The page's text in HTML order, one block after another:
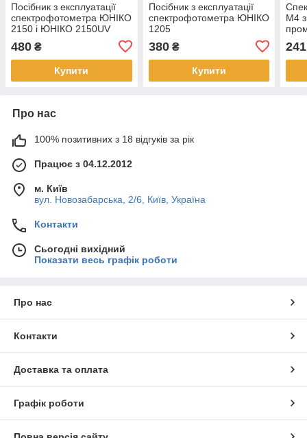
Посібник з експлуатації
спектрофотометра ЮНІКО
2150 і ЮНІКО 2150UV
480 ₴
Купити
Посібник з експлуатації
спектрофотометра ЮНІКО
1205
380₴
Купити
M4
Про нас
100% позитивних з 18 відгуків за рік
Працює з 04.12.2012
м. Київ
вул. Новозабарська, 2/6, Київ, Україна
Контакти
Сьогодні вихідний
Показати весь графік роботи
Про нас
Контакти
Доставка та оплата
Графік роботи